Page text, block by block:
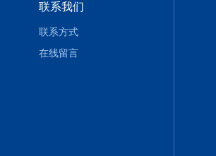
联系我们
联系方式
在线留言